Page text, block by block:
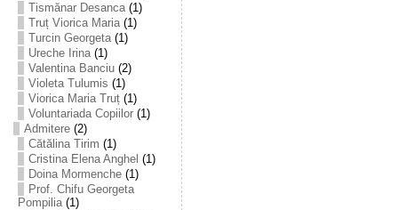
Tismănar Desanca(1)
Truț Viorica Maria(1)
Turcin Georgeta(1)
Ureche Irina(1)
Valentina Banciu(2)
Violeta Tulumis (1)
Viorica Maria Truț(1)
Voluntariada Copiilor(1)
Admitere(2)
Cătălina Tirim (1)
Cristina Elena Anghel (1)
Doina Mormenche(1)
Prof. Chifu Georgeta
Pompilia(1)